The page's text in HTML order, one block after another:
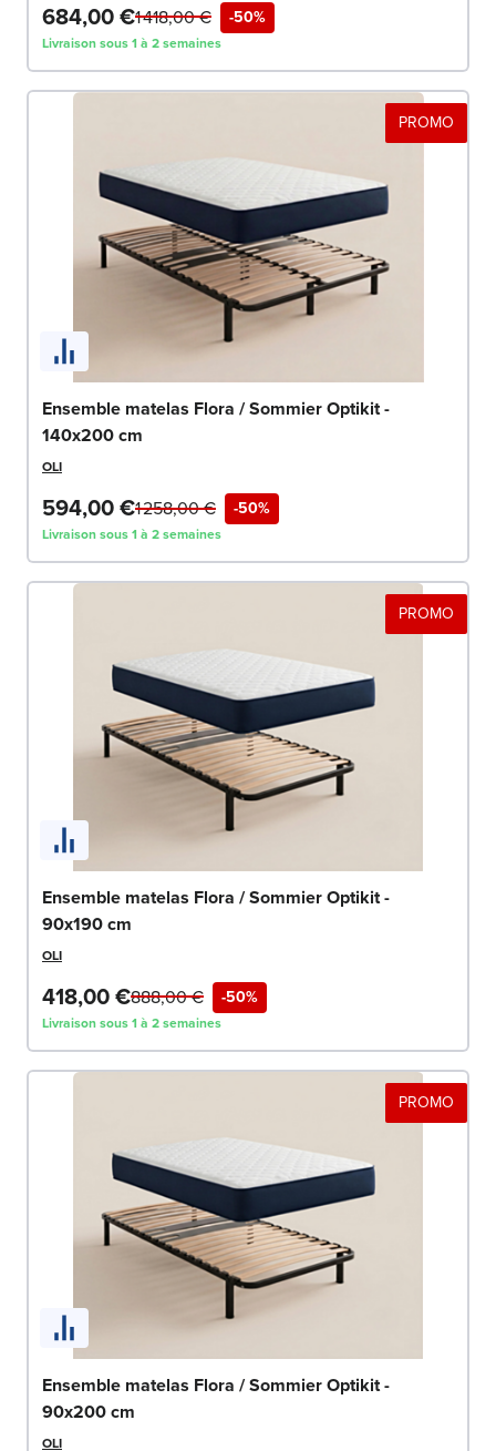
684,00 € -50%
1 418,00 €
Livraison sous 1 à 2 semaines
PROMO
Ensemble matelas Flora / Sommier Optikit -
140x200 cm
OLI
594,00 € -50%
1 258,00 €
Livraison sous 1 à 2 semaines
PROMO
Ensemble matelas Flora / Sommier Optikit -
90x190 cm
OLI
418,00 € -50%
888,00 €
Livraison sous 1 à 2 semaines
PROMO
Ensemble matelas Flora / Sommier Optikit -
90x200 cm
OLI